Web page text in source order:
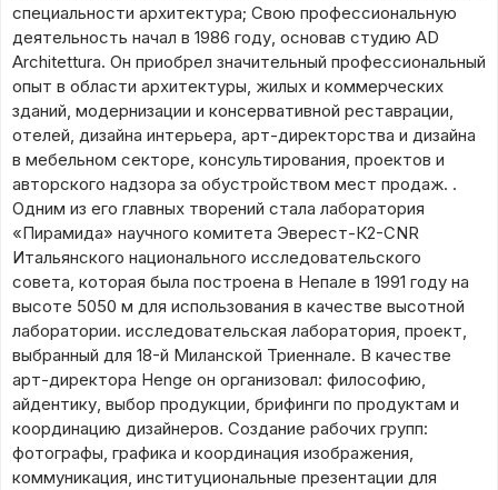
специальности архитектура; Свою профессиональную
деятельность начал в 1986 году, основав студию AD
Architettura. Он приобрел значительный профессиональный
опыт в области архитектуры, жилых и коммерческих
зданий, модернизации и консервативной реставрации,
отелей, дизайна интерьера, арт-директорства и дизайна
в мебельном секторе, консультирования, проектов и
авторского надзора за обустройством мест продаж. .
Одним из его главных творений стала лаборатория
«Пирамида» научного комитета Эверест-К2-CNR
Итальянского национального исследовательского
совета, которая была построена в Непале в 1991 году на
высоте 5050 м для использования в качестве высотной
лаборатории. исследовательская лаборатория, проект,
выбранный для 18-й Миланской Триеннале. В качестве
арт-директора Henge он организовал: философию,
айдентику, выбор продукции, брифинги по продуктам и
координацию дизайнеров. Создание рабочих групп:
фотографы, графика и координация изображения,
коммуникация, институциональные презентации для